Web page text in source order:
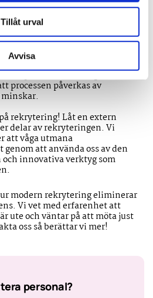
Tillåt urval
Avvisa
lämpliga kandidater vilket
efter rätt kompetens.
mönster!Många av de
en rekryteringsprocess kan
skapa mer tillförlitliga
processen påverkas av
rekrytering! Låt en extern
delar av rekryteringen. Vi
att våga utmana
att använda oss av den
innovativa verktyg som
modern rekrytering eliminerar
Vi vet med erfarenhet att
ute och väntar på att möta just
oss så berättar vi mer!
personal?